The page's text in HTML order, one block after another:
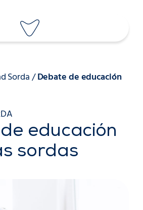
Sorda/Debate de educación
educación
sordas